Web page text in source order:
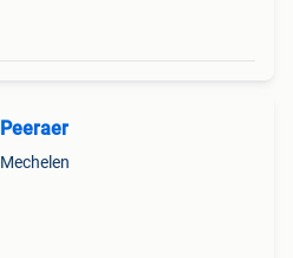
Peeraer
Mechelen